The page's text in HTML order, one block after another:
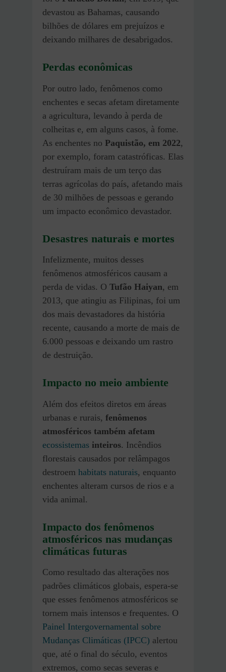
devastou as Bahamas, causando
bilhões de dólares em prejuízos e
deixando milhares de desabrigados.
Perdas econômicas
Por outro lado, fenômenos como
enchentes e secas afetam diretamente
a agricultura, levando à perda de
colheitas e, em alguns casos, à fome.
As enchentes no Paquistão, em 2022,
por exemplo, foram catastróficas. Elas
destruíram mais de um terço das
terras agrícolas do país, afetando mais
de 30 milhões de pessoas e gerando
um impacto econômico devastador.
Desastres naturais e mortes
Infelizmente, muitos desses
fenômenos atmosféricos causam a
perda de vidas. O Tufão Haiyan, em
2013, que atingiu as Filipinas, foi um
dos mais devastadores da história
recente, causando a morte de mais de
6.000 pessoas e deixando um rastro
de destruição.
Impacto no meio ambiente
Além dos efeitos diretos em áreas
urbanas e rurais, fenômenos
atmosféricos também afetam
ecossistemas inteiros. Incêndios
florestais causados por relâmpagos
destroem habitats naturais, enquanto
enchentes alteram cursos de rios e a
vida animal.
Impacto dos fenômenos
atmosféricos nas mudanças
climáticas futuras
Como resultado das alterações nos
padrões climáticos globais, espera-se
que esses fenômenos atmosféricos se
tornem mais intensos e frequentes. O
Painel Intergovernamental sobre
Mudanças Climáticas (IPCC) alertou
que, até o final do século, eventos
extremos, como secas severas e